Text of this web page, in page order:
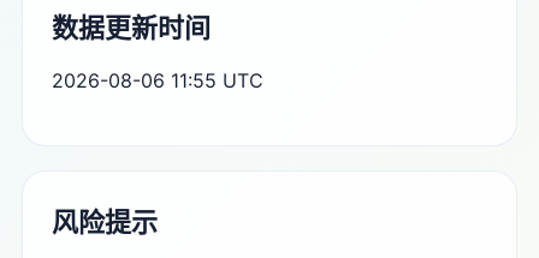
数据更新时间
2026-08-06 11:55 UTC
风险提示